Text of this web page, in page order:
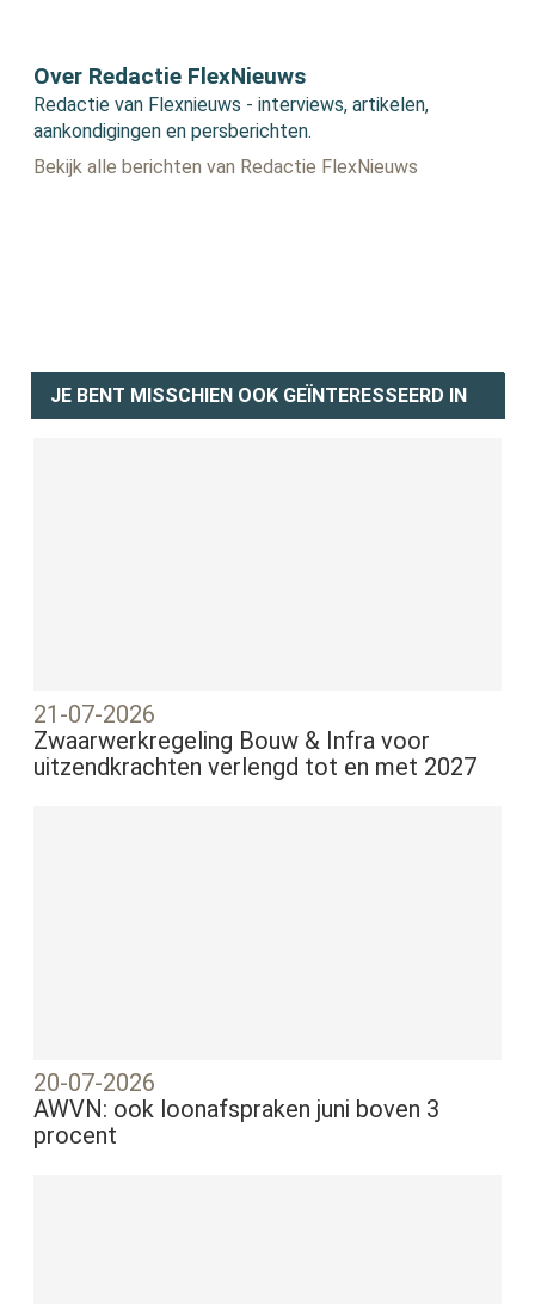
Over Redactie FlexNieuws
Redactie van Flexnieuws - interviews, artikelen,
aankondigingen en persberichten.
Bekijk alle berichten van Redactie FlexNieuws
JE BENT MISSCHIEN OOK GEÏNTERESSEERD IN
21-07-2026
Zwaarwerkregeling Bouw & Infra voor
uitzendkrachten verlengd tot en met 2027
20-07-2026
AWVN: ook loonafspraken juni boven 3
procent